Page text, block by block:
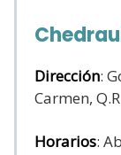
Dirección:
Carmen,
Horarios: